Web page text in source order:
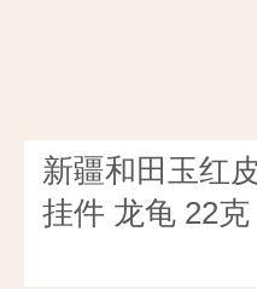
新疆和田玉红
挂件 龙龟 22克